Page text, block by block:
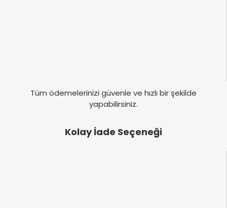
Tüm ödemelerinizi güvenle ve hızlı bir şekilde
yapabilirsiniz.
Kolay İade Seçeneği